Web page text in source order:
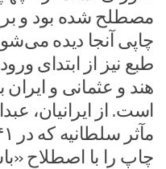
مصطلح شده بود و
چاپی آنجا دیده
طبع نیز از ابتدای
هند و عثمانی و
است. از ایرانیان،
چاپ را با اصطلاح